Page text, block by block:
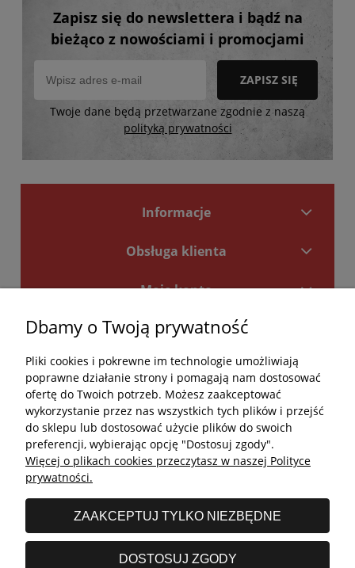
Zapisz się do newslettera i bądź na
bieżąco z nowościami i promocjami
ZAPISZ SIĘ
Twoje dane będą przetwarzane zgodnie z naszą
polityką prywatności
Informacje
Obsługa klienta
Moje konto
Płatności i dostawa
Kontakt
Kontakt
undefined
Godziny otwarcia salonu:
Poniedziałek - Piątek: 11:00 - 19:00
Sobota: 10:00 - 14:00
Dbamy o Twoją prywatność
Pliki cookies i pokrewne im technologie umożliwiają
poprawne działanie strony i pomagają nam dostosować
ofertę do Twoich potrzeb. Możesz zaakceptować
wykorzystanie przez nas wszystkich tych plików i przejść
do sklepu lub dostosować użycie plików do swoich
preferencji, wybierając opcję "Dostosuj zgody".
Więcej o plikach cookies przeczytasz w naszej Polityce
prywatności.
ZAAKCEPTUJ TYLKO NIEZBĘDNE
DOSTOSUJ ZGODY